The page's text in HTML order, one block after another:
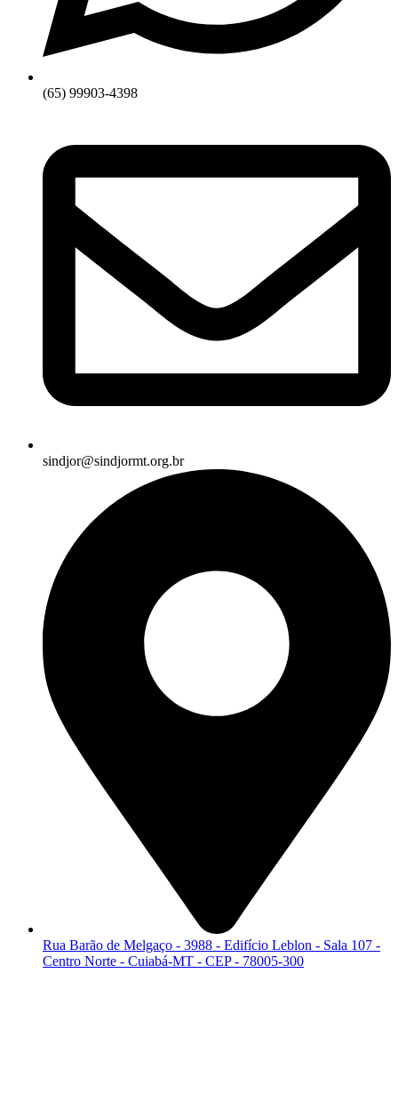
(65) 99903-4398
sindjor@sindjormt.org.br
Rua Barão de Melgaço - 3988 - Edifício Leblon - Sala 107 -
Centro Norte - Cuiabá-MT - CEP - 78005-300